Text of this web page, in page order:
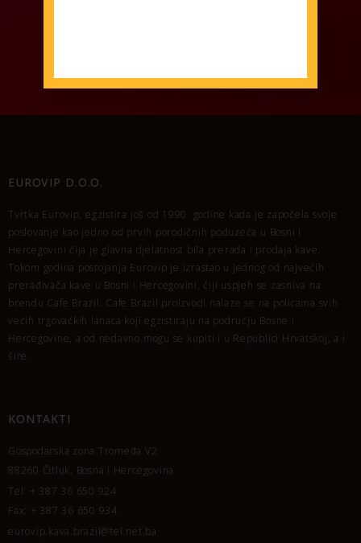
EUROVIP D.O.O.
Tvrtka Eurovip, egzistira još od 1990. godine kada je započela svoje
poslovanje kao jedno od prvih porodičnih poduzeća u Bosni i
Hercegovini čija je glavna djelatnost bila prerada i prodaja kave.
Tokom godina postojanja Eurovip je izrastao u jednog od najvećih
prerađivača kave u Bosni i Hercegovini, čiji uspjeh se zasniva na
brendu Cafe Brazil. Cafe Brazil proizvodi nalaze se na policama svih
većih trgovačkih lanaca koji egzistiraju na području Bosne i
Hercegovine, a od nedavno mogu se kupiti i u Republici Hrvatskoj, a i
šire.
KONTAKTI
Gospodarska zona Tromeđa V2
88260 Čitluk, Bosna i Hercegovina
Tel: + 387 36 650 924
Fax: + 387 36 650 934
eurovip.kava.brazil@tel.net.ba